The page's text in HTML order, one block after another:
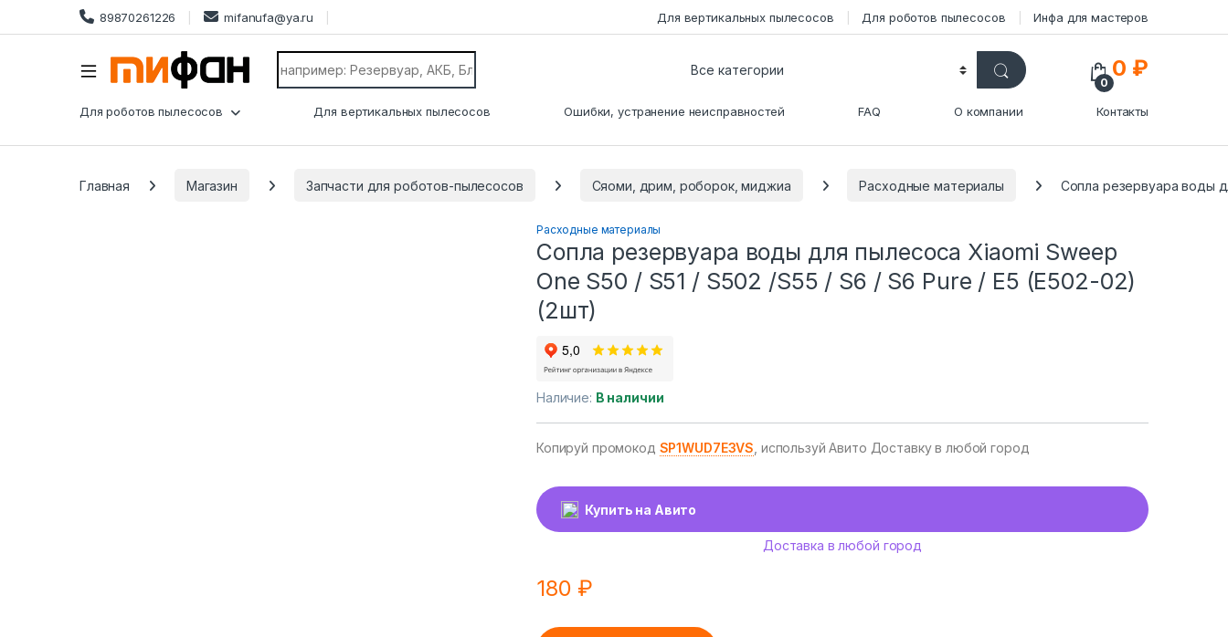
89870261226 mifanufa@ya.ru Для вертикальных пылесосов Для роботов пылесосов Инфа для мастеров
Search for:
Для роботов пылесосов Для вертикальных пылесосов Ошибки, устранение неисправностей FAQ О компании Контакты
0
0 ₽
Главная Магазин Запчасти для роботов-пылесосов Сяоми, дрим, роборок, миджиа Расходные материалы Сопла резервуара воды
Расходные материалы
Сопла резервуара воды для пылесоса Xiaomi Sweep
One S50 / S51 / S502 /S55 / S6 / S6 Pure / E5 (E502-02)
(2шт)
Наличие: В наличии
Копируй промокод SP1WUD7E3VS, используй Авито Доставку в любой город
Купить на Авито
Доставка в любой город
180₽